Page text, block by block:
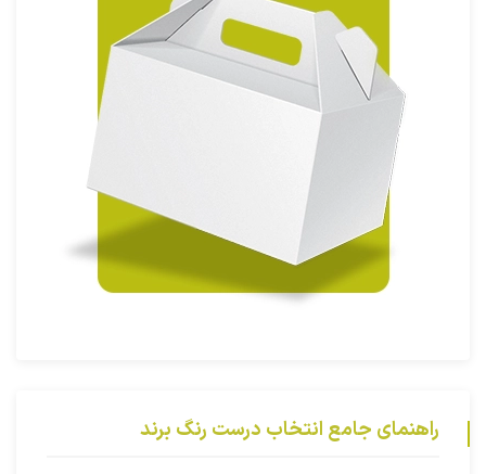
راهنمای جامع انتخاب درست رنگ برند